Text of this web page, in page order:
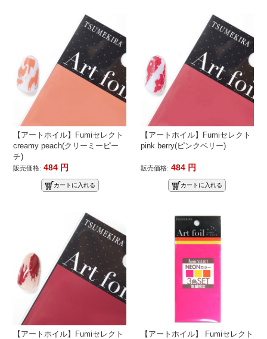
【アートホイル】Fumiセレクト
creamy peach(クリーミーピー
チ)
販売価格: 484 円
カートに入れる
【アートホイル】Fumiセレクト
pink berry(ピンクベリー)
販売価格: 484 円
カートに入れる
【アートホイル】Fumiセレクト
【アートホイル】 Fumiセレクト